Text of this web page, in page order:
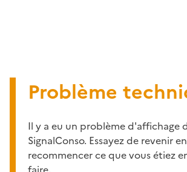
Problème
Il y a eu un problème d'affichage
SignalConso. Essayez de revenir
recommencer ce que vous étiez